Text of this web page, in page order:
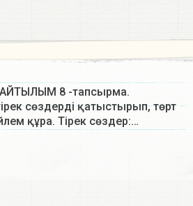
8 -тапсырма.
сөздерді қатыстырып, төрт
құра. Тірек сөздер:…